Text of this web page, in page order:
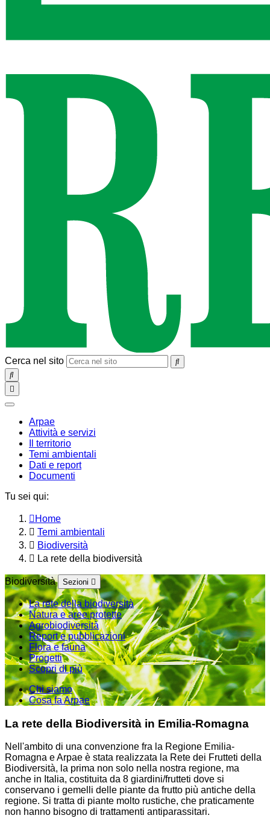
Cerca nel sito
SEARCH
Toggle
navigation
chiudi
Arpae
Attività e servizi
Il territorio
Temi ambientali
Dati e report
Documenti
Tu sei qui:
Home
Temi ambientali
Biodiversità
La rete della biodiversità
Biodiversità Sezioni
La rete della biodiversità
Natura e aree protette
Agrobiodiversità
Report e pubblicazioni
Flora e fauna
Progetti
Scopri di più
Chi siamo
Cosa fa Arpae
La rete della Biodiversità in Emilia-Romagna
Nell'ambito di una convenzione fra la Regione Emilia-
Romagna e Arpae è stata realizzata la Rete dei Frutteti della
Biodiversità, la prima non solo nella nostra regione, ma
anche in Italia, costituita da 8 giardini/frutteti dove si
conservano i gemelli delle piante da frutto più antiche della
regione. Si tratta di piante molto rustiche, che praticamente
non hanno bisogno di trattamenti antiparassitari.